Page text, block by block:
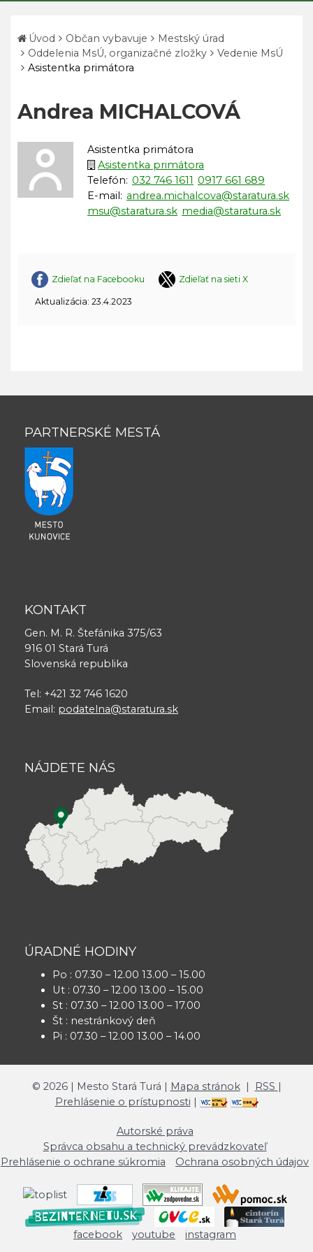
Úvod Občan vybavuje
Mestský úrad
Oddelenia MsÚ, organizačné zložky
Vedenie MsÚ
Asistentka primátora
Andrea MICHALCOVÁ
Asistentka primátora
Asistentka primátora
Telefón: 032 746 1611 0917 661 689
E-mail: andrea.michalcova@staratura.sk
msu@staratura.sk media@staratura.sk
Zdieľať na Facebooku Zdieľať na sieti X
Aktualizácia: 23.4.2023
PARTNERSKÉ MESTÁ
KONTAKT
Gen. M. R. Štefánika 375/63
916 01 Stará Turá
Slovenská republika
Tel: +421 32 746 1620
Email: podatelna@staratura.sk
NÁJDETE NÁS
ÚRADNÉ HODINY
Po : 07.30 – 12.00 13.00 – 15.00
Ut : 07.30 – 12.00 13.00 – 15.00
St : 07.30 – 12.00 13.00 – 17.00
Št : nestránkový deň
Pi : 07.30 – 12.00 13.00 – 14.00
© 2026| Mesto Stará Turá | Mapa stránok| RSS |
Prehlásenie o prístupnosti |
Autorské práva
Správca obsahu a technický prevádzkovateľ
Prehlásenie o ochrane súkromia
Ochrana osobných údajov
facebook youtube instagram